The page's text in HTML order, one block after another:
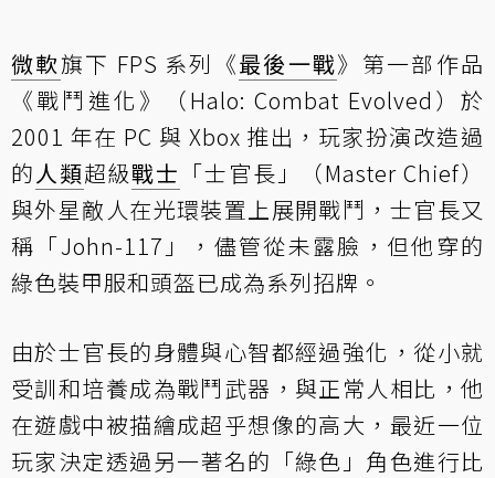
微軟旗下 FPS 系列《最後一戰》第一部作品
《戰鬥進化》（Halo: Combat Evolved）於
2001 年在 PC 與 Xbox 推出，玩家扮演改造過
的人類超級戰士 「士官長」（Master Chief）
與外星敵人在光環裝置上展開戰鬥，士官長又
稱「John-117」，儘管從未露臉，但他穿的
綠色裝甲服和頭盔已成為系列招牌。
由於士官長的身體與心智都經過強化，從小就
受訓和培養成為戰鬥武器，與正常人相比，他
在遊戲中被描繪成超乎想像的高大，最近一位
玩家決定透過另一著名的「綠色」角色進行比